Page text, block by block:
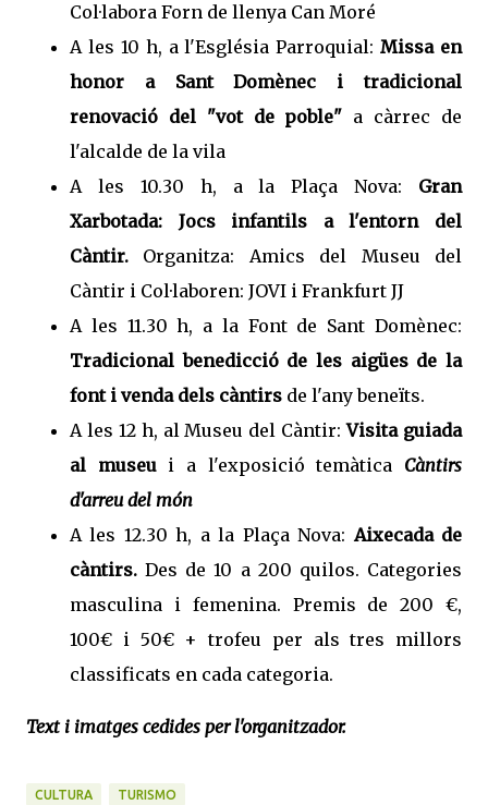
Col·labora Forn de llenya Can Moré
A les 10 h, a l'Església Parroquial:Missa en
honor a Sant Domènec i tradicional
renovació del "vot de poble" a càrrec de
l'alcalde de la vila
A les 10.30 h, a la Plaça Nova: Gran
Xarbotada: Jocs infantils a l'entorn del
Càntir. Organitza: Amics del Museu del
Càntir i Col·laboren: JOVI i Frankfurt JJ
A les 11.30 h, a la Font de Sant Domènec:
Tradicional benedicció de les aigües de la
font i venda dels càntirs de l'any beneïts.
A les 12 h, al Museu del Càntir:Visita guiada
al museui a l'exposició temàtica Càntirs
d'arreu del món
A les 12.30 h, a la Plaça Nova:Aixecada de
càntirs. Des de 10 a 200 quilos. Categories
masculina i femenina. Premis de 200 €,
100€ i 50€ + trofeu per als tres millors
classificats en cada categoria.
Text i imatges cedides per l'organitzador.
CULTURA TURISMO